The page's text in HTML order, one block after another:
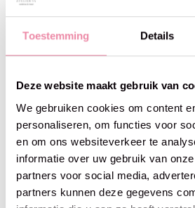
Toestemming Details
Deze website maakt gebruik van
We gebruiken cookies om content
personaliseren, om functies voor
en om ons websiteverkeer te
informatie over uw gebruik van
partners voor social media,
partners kunnen deze gegevens
Gerelateerde
25% off